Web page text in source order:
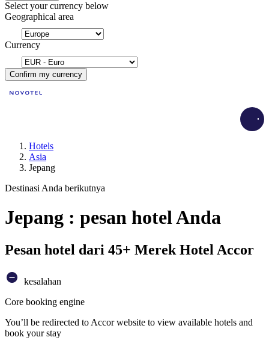
Select your currency below
Geographical area
Currency
Confirm my currency
Hotels
Asia
Jepang
Destinasi Anda berikutnya
Jepang : pesan hotel Anda
Pesan hotel dari 45+ Merek Hotel Accor
kesalahan
Core booking engine
You’ll be redirected to Accor website to view available hotels and
book your stay